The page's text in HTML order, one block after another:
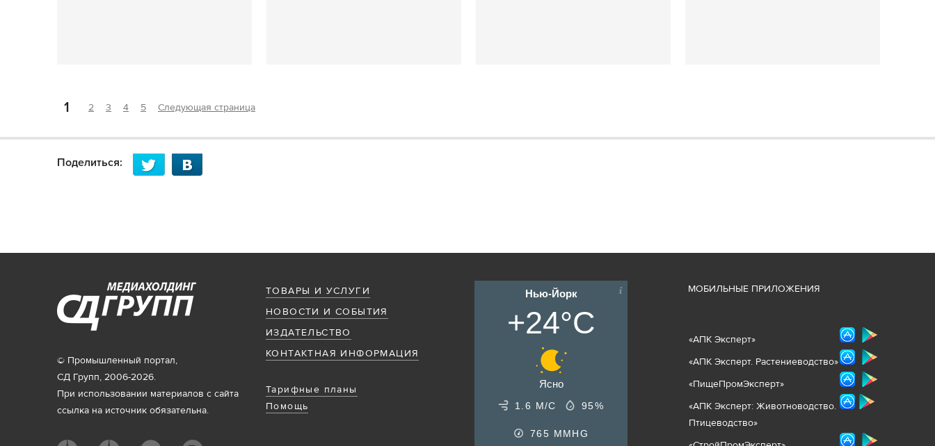
1 2 3 4 5 Следующая страница
Поделиться:
ТОВАРЫ И УСЛУГИ
НОВОСТИ И СОБЫТИЯ
ИЗДАТЕЛЬСТВО
КОНТАКТНАЯ ИНФОРМАЦИЯ
Тарифные планы
Помощь
© Промышленный портал,
СД Групп, 2006-2026.
При использовании материалов с сайта
ссылка на источник обязательна.
Нью-Йорк
+24°C
Ясно
1.6 М/С 95%
765 MMHG
МОБИЛЬНЫЕ ПРИЛОЖЕНИЯ
«АПК Эксперт»
«АПК Эксперт. Растениеводство»
«ПищеПромЭксперт»
«АПК Эксперт: Животноводство.
Птицеводство»